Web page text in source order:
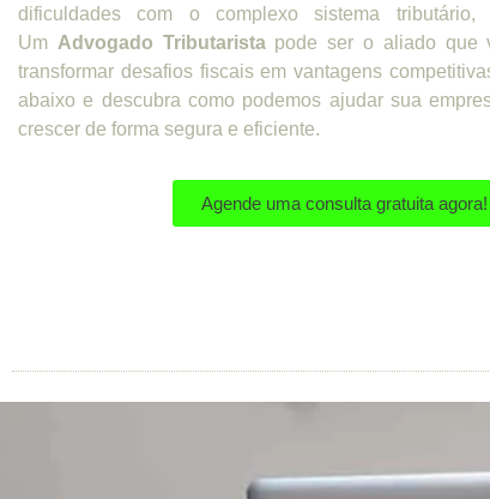
dificuldades com o complexo sistema
Um Advogado Tributaristapode ser o aliado que
transformar desafios fiscais em vantagens
abaixo e descubra como podemos ajudar sua
crescer de forma segura e eficiente.
Agende uma consulta gratuita agora!